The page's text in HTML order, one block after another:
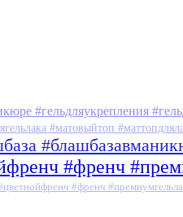
#гельдляукрепления
#матовыйтоп
#френч
#френч